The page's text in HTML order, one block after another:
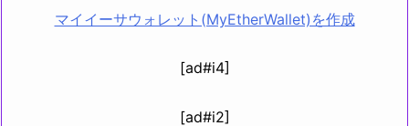
マイイーサウォレット(MyEtherWallet)を作成
[ad#i4]
[ad#i2]